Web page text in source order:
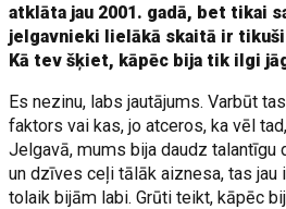
atklāta jau 2001. gadā, bet tikai
jelgavnieki lielākā skaitā ir
Kā tev šķiet, kāpēc bija tik ilgi
Es nezinu, labs jautājums. Varbūt
faktors vai kas, jo atceros, ka vēl
Jelgavā, mums bija daudz talantīgu
un dzīves ceļi tālāk aiznesa, tas jau
tolaik bijām labi. Grūti teikt, kāpēc